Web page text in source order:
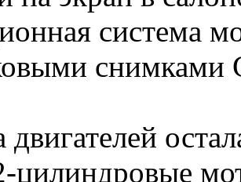
система
снимками
цилиндровые